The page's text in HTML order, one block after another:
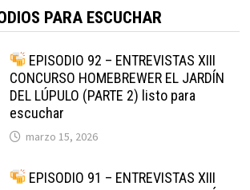
PARA ESCUCHAR
EPISODIO 92 – ENTREVISTAS XIII
CONCURSO HOMEBREWER EL JARDÍN
DEL LÚPULO (PARTE 2) listo para
escuchar
marzo 15, 2026
EPISODIO 91 – ENTREVISTAS XIII